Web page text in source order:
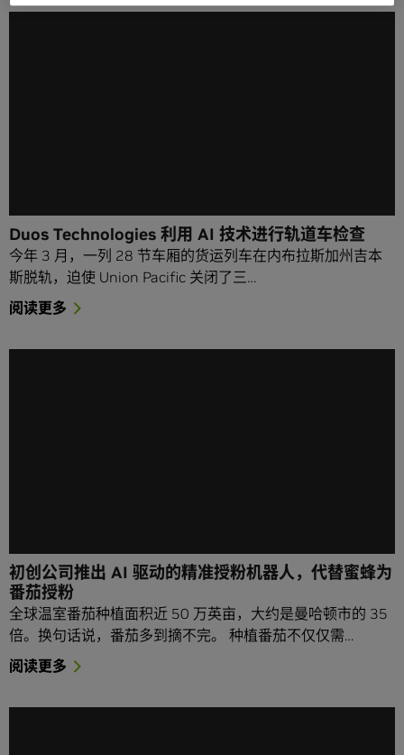
Duos Technologies 利用 AI 技术进行轨道车检查
今年 3 月，一列 28 节车厢的货运列车在内布拉斯加州吉本
斯脱轨，迫使 Union Pacific 关闭了三…
阅读更多
初创公司推出 AI 驱动的精准授粉机器人，代替蜜蜂为
番茄授粉
全球温室番茄种植面积近 50 万英亩，大约是曼哈顿市的 35
倍。换句话说，番茄多到摘不完。 种植番茄不仅仅需…
阅读更多